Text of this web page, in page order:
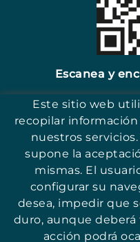
Escanea y
17251
© ASSOCIACIÓ PER LA
Este sitio web
recopilar
nuestros
supone la
mismas. El
configurar su
desea, impedir que
duro, aunque
acción podrá